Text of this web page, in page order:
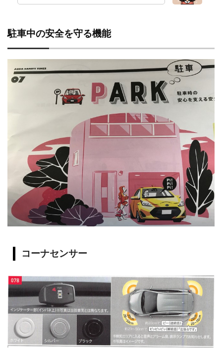
駐車中の安全を守る機能
コーナセンサー